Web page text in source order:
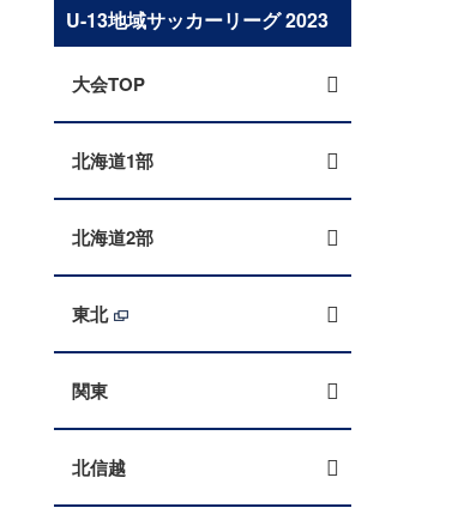
U-13地域サッカーリーグ 2023
大会TOP
北海道1部
北海道2部
東北
関東
北信越